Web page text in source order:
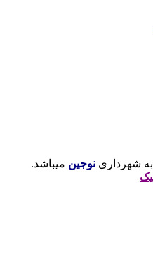
شهردارینوجینمیباشد.